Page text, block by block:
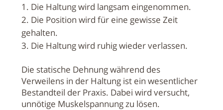
Die Haltung wird langsam eingenommen.
Die Position wird für eine gewisse Zeit
gehalten.
Die Haltung wird ruhig wieder verlassen.
Die statische Dehnung während des
Verweilens in der Haltung ist ein wesentlicher
Bestandteil der Praxis. Dabei wird versucht,
unnötige Muskelspannung zu lösen.